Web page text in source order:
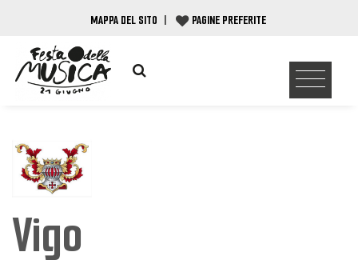
MAPPA DEL SITO | PAGINE PREFERITE
Vigo